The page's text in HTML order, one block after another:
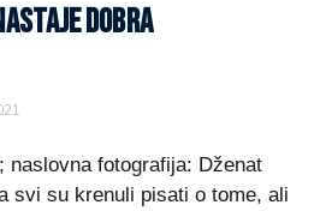
DOBRA
naslovna fotografija: Dženat
svi su krenuli pisati o tome, ali